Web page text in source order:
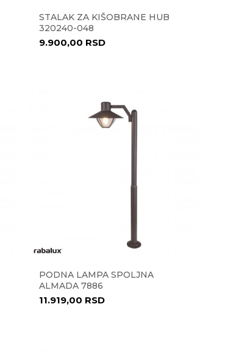
STALAK ZA KIŠOBRANE HUB
320240-048
9.900,00 RSD
PODNA LAMPA SPOLJNA
ALMADA 7886
11.919,00 RSD